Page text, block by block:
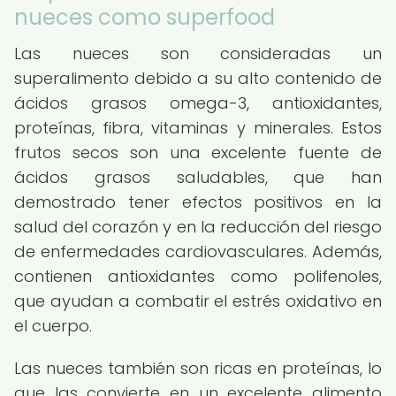
nueces como superfood
Las nueces son consideradas un
superalimento debido a su alto contenido de
ácidos grasos omega-3, antioxidantes,
proteínas, fibra, vitaminas y minerales. Estos
frutos secos son una excelente fuente de
ácidos grasos saludables, que han
demostrado tener efectos positivos en la
salud del corazón y en la reducción del riesgo
de enfermedades cardiovasculares. Además,
contienen antioxidantes como polifenoles,
que ayudan a combatir el estrés oxidativo en
el cuerpo.
Las nueces también son ricas en proteínas, lo